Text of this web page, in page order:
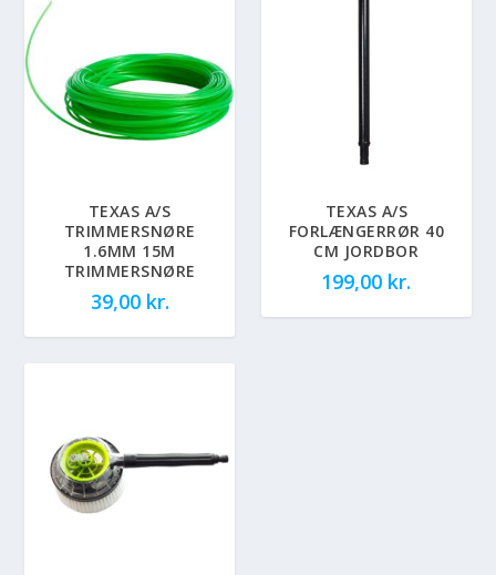
TEXAS A/S
TRIMMERSNØRE
1.6MM 15M
TRIMMERSNØRE
39,00 kr.
TEXAS A/S
FORLÆNGERRØR 40
CM JORDBOR
199,00 kr.